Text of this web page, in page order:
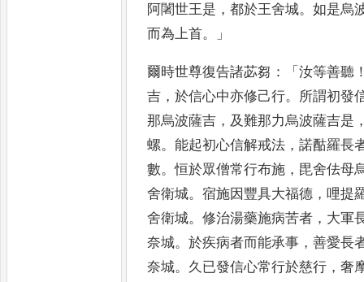
阿闍世王是 ，都於王舍城。如是烏
而為上首。」
爾時世尊復告諸苾芻 ：「汝等善聽
吉 ，於信心中亦修己行。 所謂初發
那烏波薩吉 ， 及難那力烏波薩吉是
螺。能起初心信解戒法 ，諾酤羅長
數。恒於眾僧常行布施 ， 毘舍佉母
舍衛城。宿施因豐具大福德 ，哩提
舍衛城。修治湯藥施病苦者 ， 大軍
奈城。於疾病者而能承事 ，善愛長
奈城。 久已發信心常行於慈行 ，奢